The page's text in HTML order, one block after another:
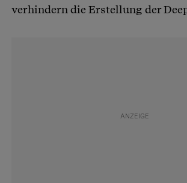
verhindern die Erstellung der